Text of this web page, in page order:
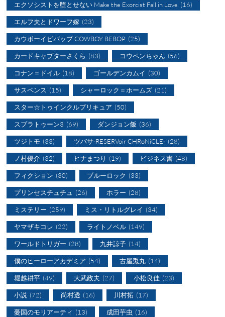
エクソシストを堕とせない Make the Exorcist Fall in Love (16)
エルフ夫とドワーフ嫁 (23)
カウボーイビバップ COWBOY BEBOP (25)
カードキャプターさくら (83) コウペンちゃん (56)
コナン＝ドイル (18) ゴールデンカムイ (30)
サスペンス (15) シャーロック＝ホームズ (21)
スター☆トゥインクルプリキュア (50)
スプラトゥーン3 (69) ダンジョン飯 (36)
ツジトモ (33) ツバサ-RESERVoir CHRoNiCLE- (28)
ノ村優介 (32) ヒナまつり (19) ビジネス書 (48)
フィクション (30) ブルーロック (33)
プリンセスチュチュ (26) ホラー (28)
ミステリー (259) ミス・リトルグレイ (34)
ヤマザキコレ (22) ライトノベル (149)
ワールドトリガー (28) 九井諒子 (14)
僕のヒーローアカデミア (54) 古屋兎丸 (14)
堀越耕平 (49) 大武政夫 (27) 小松良佳 (23)
小説 (72) 尚村透 (16) 川村拓 (17)
憂国のモリアーティ (13) 成田芋虫 (16)